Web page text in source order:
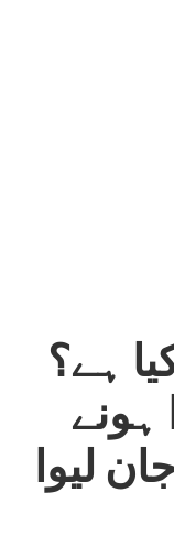
ہے؟
ہونے
لیوا